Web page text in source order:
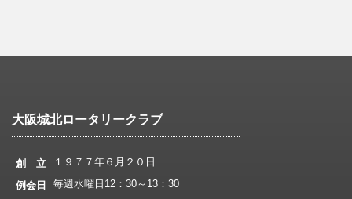
大阪城北ロータリークラブ
創 立
１９７７年６月２０日
例会日
毎週水曜日12：30～13：30